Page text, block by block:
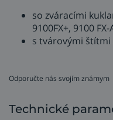
so zváracími
9100FX+, 9100
s tvárovými štítmi
Odporučte nás svojím známym
Technické